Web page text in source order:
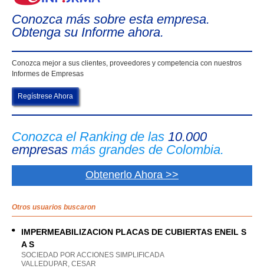
Conozca más sobre esta empresa.
Obtenga su Informe ahora.
Conozca mejor a sus clientes, proveedores y competencia con nuestros
Informes de Empresas
Regístrese Ahora
Conozca el Ranking de las 10.000
empresas más grandes de Colombia.
Obtenerlo Ahora >>
Otros usuarios buscaron
IMPERMEABILIZACION PLACAS DE CUBIERTAS ENEIL S
A S
SOCIEDAD POR ACCIONES SIMPLIFICADA
VALLEDUPAR, CESAR